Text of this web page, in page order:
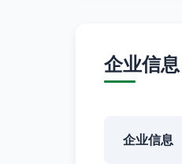
企业信息
企业信息